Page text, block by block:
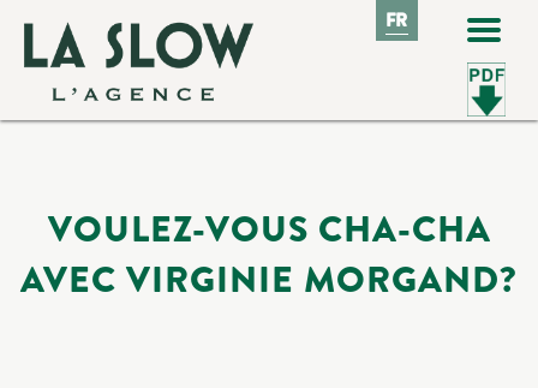
FR
VOULEZ-VOUS CHA-CHA
AVEC VIRGINIE MORGAND?
FR